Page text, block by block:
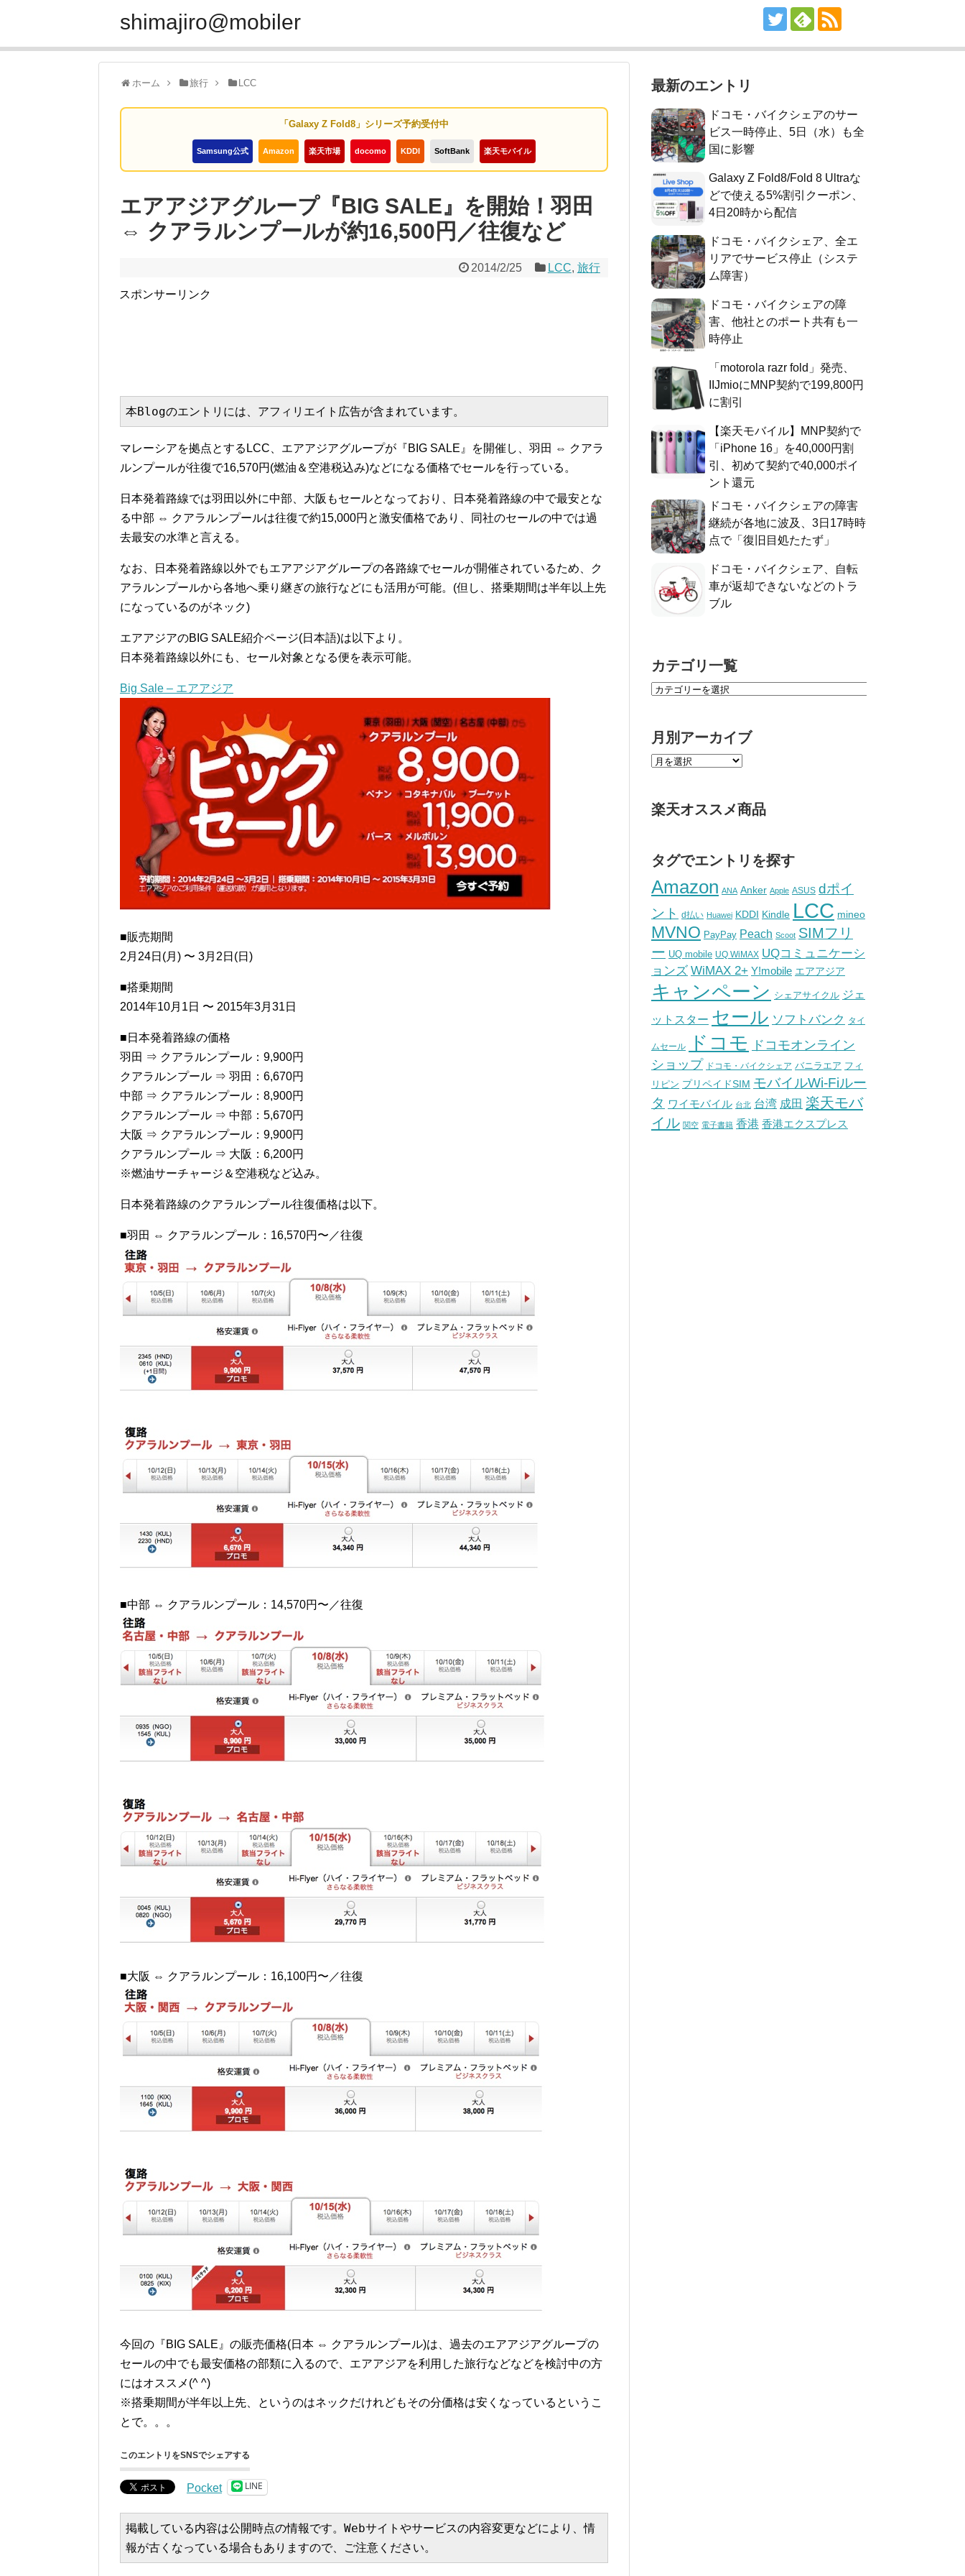
shimajiro@mobiler
ホーム 旅行 LCC
「Galaxy Z Fold8」シリーズ予約受付中
Samsung公式 Amazon 楽天市場 docomo KDDI SoftBank 楽天モバイル
エアアジアグループ『BIG SALE』を開始！羽田
⇔ クアラルンプールが約16,500円／往復など
2014/2/25 LCC, 旅行
スポンサーリンク
本Blogのエントリには、アフィリエイト広告が含まれています。
マレーシアを拠点とするLCC、エアアジアグループが『BIG SALE』を開催し、羽田 ⇔ クアラ
ルンプールが往復で16,570円(燃油＆空港税込み)などになる価格でセールを行っている。
日本発着路線では羽田以外に中部、大阪もセールとなっており、日本発着路線の中で最安とな
る中部 ⇔ クアラルンプールは往復で約15,000円と激安価格であり、同社のセールの中では過
去最安の水準と言える。
なお、日本発着路線以外でもエアアジアグループの各路線でセールが開催されているため、ク
アラルンプールから各地へ乗り継ぎの旅行などにも活用が可能。(但し、搭乗期間は半年以上先
になっているのがネック)
エアアジアのBIG SALE紹介ページ(日本語)は以下より。
日本発着路線以外にも、セール対象となる便を表示可能。
Big Sale – エアアジア
■販売期間
2月24日(月) 〜 3月2日(日)
■搭乗期間
2014年10月1日 〜 2015年3月31日
■日本発着路線の価格
羽田 ⇒ クアラルンプール：9,900円
クアラルンプール ⇒ 羽田：6,670円
中部 ⇒ クアラルンプール：8,900円
クアラルンプール ⇒ 中部：5,670円
大阪 ⇒ クアラルンプール：9,900円
クアラルンプール ⇒ 大阪：6,200円
※燃油サーチャージ＆空港税など込み。
日本発着路線のクアラルンプール往復価格は以下。
■羽田 ⇔ クアラルンプール：16,570円〜／往復
■中部 ⇔ クアラルンプール：14,570円〜／往復
■大阪 ⇔ クアラルンプール：16,100円〜／往復
今回の『BIG SALE』の販売価格(日本 ⇔ クアラルンプール)は、過去のエアアジアグループの
セールの中でも最安価格の部類に入るので、エアアジアを利用した旅行などなどを検討中の方
にはオススメ(^ ^)
※搭乗期間が半年以上先、というのはネックだけれどもその分価格は安くなっているというこ
とで。。。
このエントリをSNSでシェアする
Pocket LINE
掲載している内容は公開時点の情報です。Webサイトやサービスの内容変更などにより、情
報が古くなっている場合もありますので、ご注意ください。
最新のエントリ
ドコモ・バイクシェアのサー
ビス一時停止、5日（水）も全
国に影響
Galaxy Z Fold8/Fold 8 Ultraな
どで使える5%割引クーポン、
4日20時から配信
ドコモ・バイクシェア、全エ
リアでサービス停止（システ
ム障害）
ドコモ・バイクシェアの障
害、他社とのポート共有も一
時停止
「motorola razr fold」発売、
IIJmioにMNP契約で199,800円
に割引
【楽天モバイル】MNP契約で
「iPhone 16」を40,000円割
引、初めて契約で40,000ポイ
ント還元
ドコモ・バイクシェアの障害
継続が各地に波及、3日17時時
点で「復旧目処たたず」
ドコモ・バイクシェア、自転
車が返却できないなどのトラ
ブル
カテゴリ一覧
月別アーカイブ
楽天オススメ商品
タグでエントリを探す
Amazon ANA Anker Apple ASUS dポイ
ント
d払い Huawei KDDI Kindle LCC mineo
MVNO PayPay Peach Scoot SIMフリ
ー UQ mobile UQ WiMAX UQコミュニケーシ
ョンズ WiMAX 2+ Y!mobile エアアジア
キャンペーン シェアサイクル ジェ
ットスター セール ソフトバンク タイ
ムセール ドコモ
ドコモオンライン
ショップ ドコモ・バイクシェア バニラエア フィ
リピン プリペイドSIM モバイルWi-Fiルー
タ ワイモバイル 台北 台湾 成田 楽天モバ
イル 関空 電子書籍 香港 香港エクスプレス